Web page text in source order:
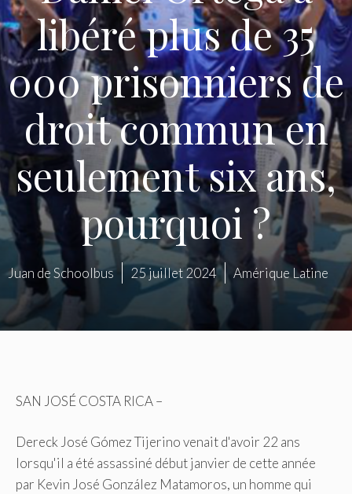
libéré plus de 35
000 prisonniers de
droit commun en
seulement six ans,
pourquoi ?
Juan de Schoolbus 25 juillet 2024 Amérique Latine
SAN JOSÉ COSTA RICA –
Dereck José Gómez Tijerino venait d'avoir 22 ans
lorsqu'il a été assassiné début janvier de cette année
par Kevin José González Matamoros, un homme qui